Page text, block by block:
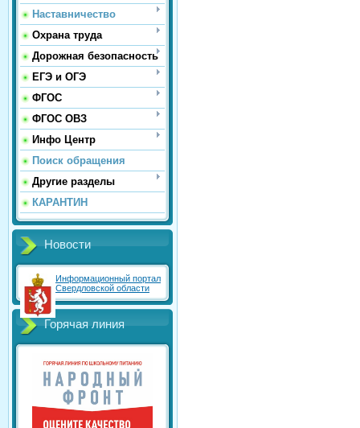
Наставничество
Охрана труда
Дорожная безопасность
ЕГЭ и ОГЭ
ФГОС
ФГОС ОВЗ
Инфо Центр
Поиск обращения
Другие разделы
КАРАНТИН
Новости
Информационный портал
Свердловской области
Горячая линия